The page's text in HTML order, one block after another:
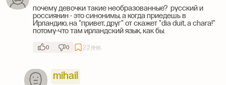
почему девочки такие необразованные? русский и
россиянин - это синонимы, а когда приедешь в
Ирландию, на "привет, друг" от скажет "dia duit, a chara!"
потому-что там ирландский язык, как бы.
0 0 23 янв.
mihail